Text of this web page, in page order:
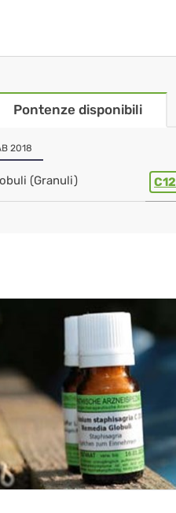
Pontenze disponibili
2018
(Granuli) C12